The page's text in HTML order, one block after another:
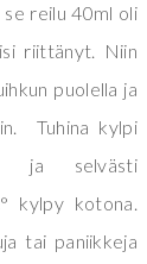
se reilu 40ml oli
riittänyt. Niin
puolella ja
Tuhina kylpi
ja selvästi
kylpy kotona.
tai paniikkeja